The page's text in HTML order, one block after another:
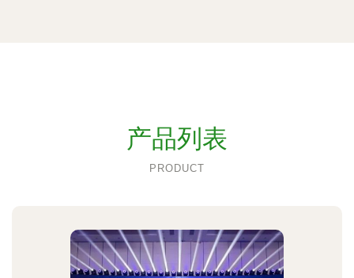
产品列表
PRODUCT